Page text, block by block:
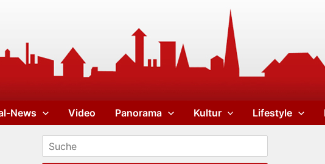
News Video Panorama Kultur Lifestyle